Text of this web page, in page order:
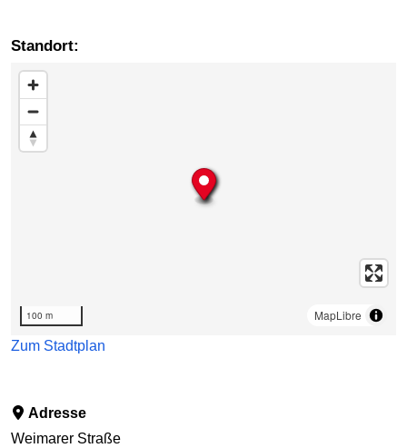
Standort:
Karte überspringen
100 m
MapLibre
Zum Stadtplan
Adresse
Weimarer Straße